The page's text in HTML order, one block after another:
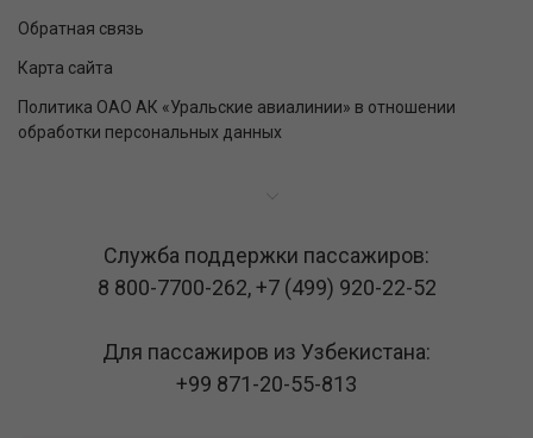
Обратная связь
Карта сайта
Политика ОАО АК «Уральские авиалинии» в отношении
обработки персональных данных
Служба поддержки пассажиров:
8 800-7700-262,+7 (499) 920-22-52
Для пассажиров из Узбекистана:
+99 871-20-55-813